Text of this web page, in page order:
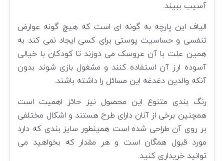
آسیب ببیند.
الیاف این پارچه به گونه ای است که هیچ گونه عوارض
تنفسی و حساسیت پوستی برای کسی ایجاد نمی کند به
همین علت با آن عروسک می دوزند تا کودکان با خیالی
آسوده ارز آن استفاده کنند و مشغول بازی شوند بدون
آنکه والدین دغدغه این مسائل را داشته باشند.
رنگ بندی متنوع این محصول نیز حائز اهمیت است
همچنین برخی از آنان دارای طرح هستند و اشکال مختلفی
بر روی آن طراحی شده است همینطور سایز بندی که دارد
مورد قبول همگان است و هر مقدار که بخواهید می
توانید خریداری کنید.